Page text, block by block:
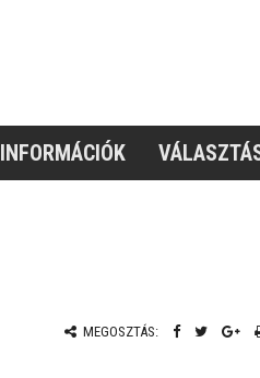
INFORMÁCIÓK
MEGOSZTÁS: